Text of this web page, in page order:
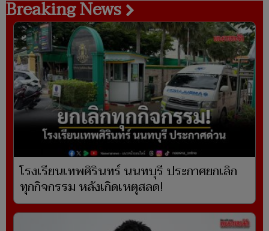
Breaking News
โรงเรียนเทพศิรินทร์ นนทบุรี ประกาศยกเลิก
ทุกกิจกรรม หลังเกิดเหตุสลด!